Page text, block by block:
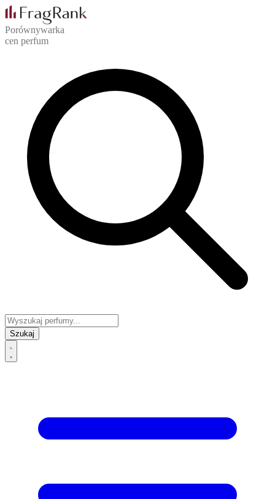
Porównywarka
cen perfum
Szukaj